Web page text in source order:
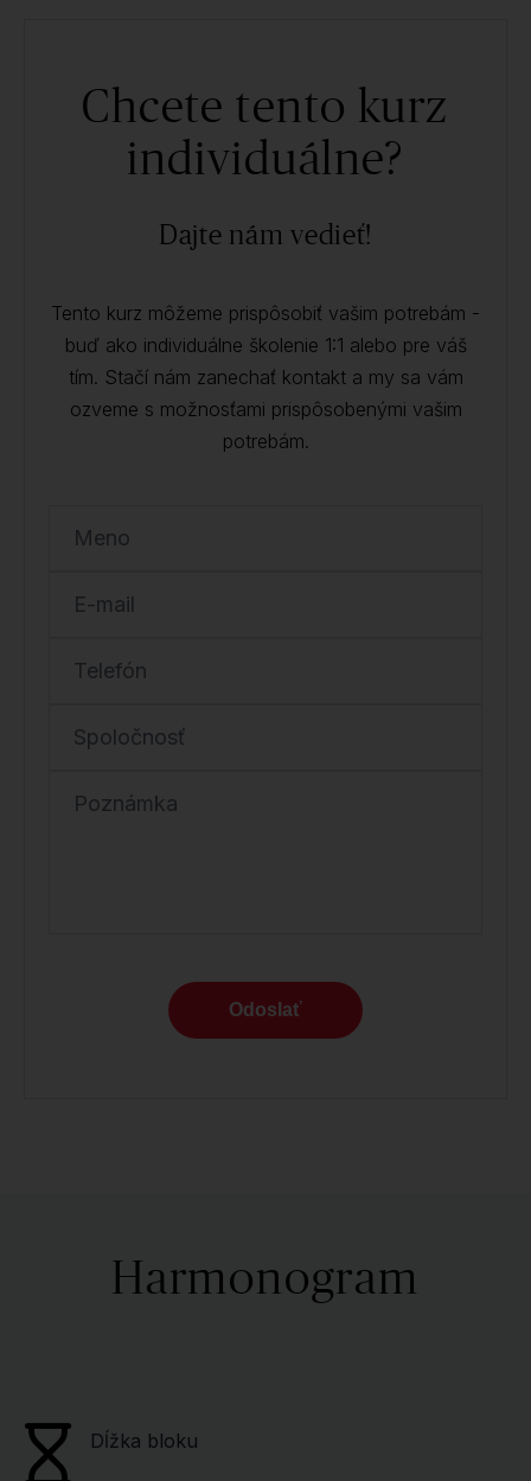
Chcete tento kurz
individuálne?
Dajte nám vedieť!
Tento kurz môžeme prispôsobiť vašim potrebám -
buď ako individuálne školenie 1:1 alebo pre váš
tím. Stačí nám zanechať kontakt a my sa vám
ozveme s možnosťami prispôsobenými vašim
potrebám.
Meno
E-mail
Telefón
Spoločnosť
Poznámka
Odoslať
Harmonogram
Dĺžka bloku